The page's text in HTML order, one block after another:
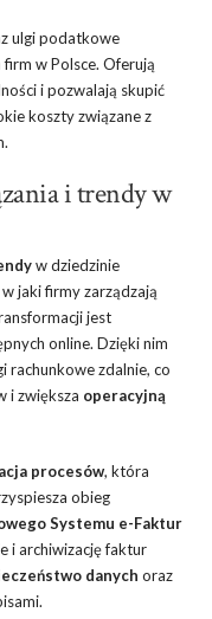
ulgi podatkowe
w Polsce. Oferują
i pozwalają skupić
koszty związane z
i trendy w
w dziedzinie
jaki firmy zarządzają
jest
online. Dzięki nim
rachunkowe zdalnie, co
i zwiększa operacyjną
procesów, która
obieg
Systemu e-Faktur
i archiwizację faktur
danych oraz